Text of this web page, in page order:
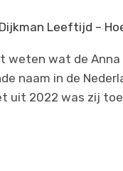
Leeftijd –
weten wat de Anna
naam in de
uit 2022 was zij